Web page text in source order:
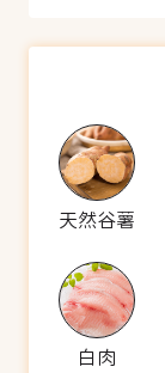
天然谷薯
白肉